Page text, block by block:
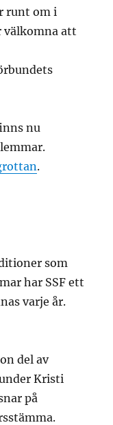
runt om i
välkomna att
nu
.
som
har SSF ett
varje år.
del av
Kristi
på